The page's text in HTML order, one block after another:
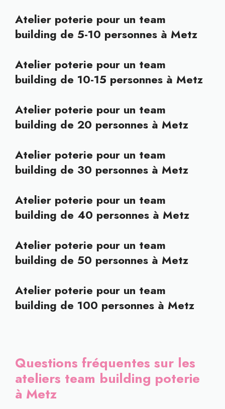
Atelier poterie pour un team
building de 5-10 personnes à Metz
Atelier poterie pour un team
building de 10-15 personnes à Metz
Atelier poterie pour un team
building de 20 personnes à Metz
Atelier poterie pour un team
building de 30 personnes à Metz
Atelier poterie pour un team
building de 40 personnes à Metz
Atelier poterie pour un team
building de 50 personnes à Metz
Atelier poterie pour un team
building de 100 personnes à Metz
Questions fréquentes sur les
ateliers team building poterie
à Metz